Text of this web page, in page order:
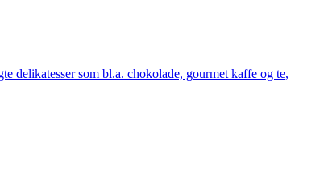
delikatesser som bl.a. chokolade, gourmet kaffe og te,